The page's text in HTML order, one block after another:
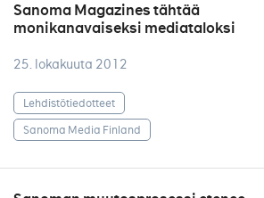
Sanoma Magazines tähtää
monikanavaiseksi mediataloksi
25. lokakuuta 2012
Lehdistötiedotteet
Sanoma Media Finland